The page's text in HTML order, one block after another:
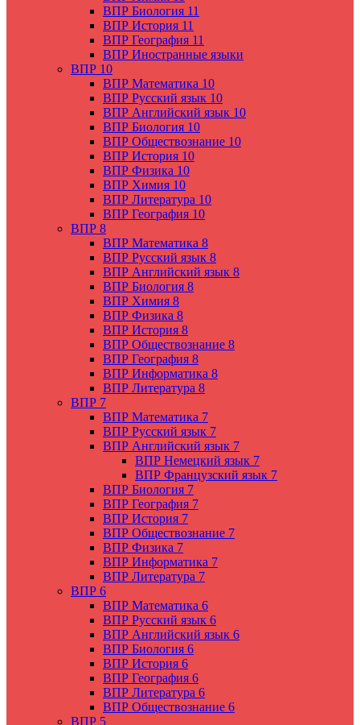
ВПР Биология 11
ВПР История 11
ВПР География 11
ВПР Иностранные языки
ВПР 10
ВПР Математика 10
ВПР Русский язык 10
ВПР Английский язык 10
ВПР Биология 10
ВПР Обществознание 10
ВПР История 10
ВПР Физика 10
ВПР Химия 10
ВПР Литература 10
ВПР География 10
ВПР 8
ВПР Математика 8
ВПР Русский язык 8
ВПР Английский язык 8
ВПР Биология 8
ВПР Химия 8
ВПР Физика 8
ВПР История 8
ВПР Обществознание 8
ВПР География 8
ВПР Информатика 8
ВПР Литература 8
ВПР 7
ВПР Математика 7
ВПР Русский язык 7
ВПР Английский язык 7
ВПР Немецкий язык 7
ВПР Французский язык 7
ВПР Биология 7
ВПР География 7
ВПР История 7
ВПР Обществознание 7
ВПР Физика 7
ВПР Информатика 7
ВПР Литература 7
ВПР 6
ВПР Математика 6
ВПР Русский язык 6
ВПР Английский язык 6
ВПР Биология 6
ВПР История 6
ВПР География 6
ВПР Литература 6
ВПР Обществознание 6
ВПР 5